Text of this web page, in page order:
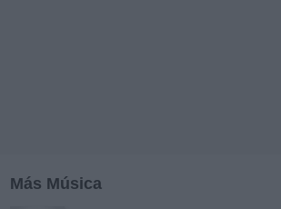
Más Música